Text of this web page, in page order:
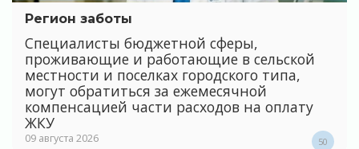
Регион заботы
Специалисты бюджетной сферы,
проживающие и работающие в сельской
местности и поселках городского типа,
могут обратиться за ежемесячной
компенсацией части расходов на оплату
ЖКУ
09 августа 2026 50